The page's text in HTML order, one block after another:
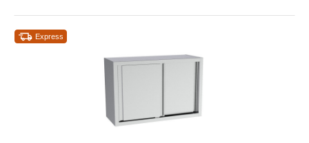
Express